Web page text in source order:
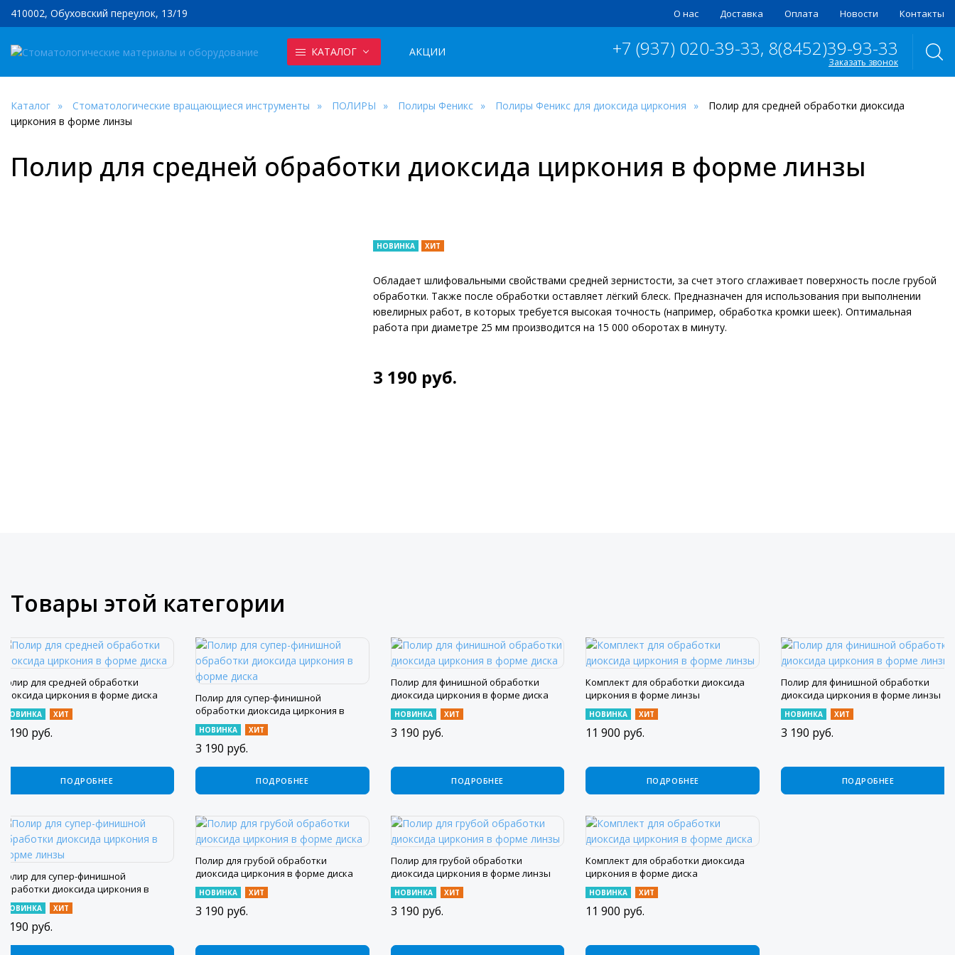
410002, Обуховский переулок, 13/19 О нас Доставка Оплата Новости Контакты
КАТАЛОГ АКЦИИ +7 (937) 020-39-33, 8(8452)39-93-33
Заказать звонок
Каталог Стоматологические вращающиеся инструменты ПОЛИРЫ Полиры Феникс Полиры Феникс для диоксида циркония
Полир для средней обработки диоксида
циркония в форме линзы
Полир для средней обработки диоксида циркония в форме линзы
НОВИНКА ХИТ
Обладает шлифовальными свойствами средней зернистости, за счет этого сглаживает поверхность после грубой
обработки. Также после обработки оставляет лёгкий блеск. Предназначен для использования при выполнении
ювелирных работ, в которых требуется высокая точность (например, обработка кромки шеек). Оптимальная
работа при диаметре 25 мм производится на 15 000 оборотах в минуту.
3 190 руб.
Товары этой категории
Полир для средней обработки
диоксида циркония в форме диска
НОВИНКА ХИТ
3 190 руб.
ПОДРОБНЕЕ
Полир для супер-финишной
обработки диоксида циркония в
форме диска
НОВИНКА ХИТ
3 190 руб.
ПОДРОБНЕЕ
Полир для финишной обработки
диоксида циркония в форме диска
НОВИНКА ХИТ
3 190 руб.
ПОДРОБНЕЕ
Комплект для обработки диоксида
циркония в форме линзы
НОВИНКА ХИТ
11 900 руб.
ПОДРОБНЕЕ
Полир для финишной обработки
диоксида циркония в форме линзы
НОВИНКА ХИТ
3 190 руб.
ПОДРОБНЕЕ
Полир для супер-финишной
обработки диоксида циркония в
форме линзы
НОВИНКА ХИТ
3 190 руб.
Полир для грубой обработки
диоксида циркония в форме диска
НОВИНКА ХИТ
3 190 руб.
Полир для грубой обработки
диоксида циркония в форме линзы
НОВИНКА ХИТ
3 190 руб.
Комплект для обработки диоксида
циркония в форме диска
НОВИНКА ХИТ
11 900 руб.